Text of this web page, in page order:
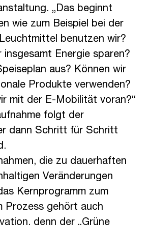
„Das beginnt
wie zum Beispiel bei der
benutzen wir?
insgesamt Energie sparen?
aus? Können wir
Produkte verwenden?
mit der E-Mobilität voran?“
folgt der
dann Schritt für Schritt
die zu dauerhaften
Veränderungen
Kernprogramm zum
Prozess gehört auch
denn der „Grüne